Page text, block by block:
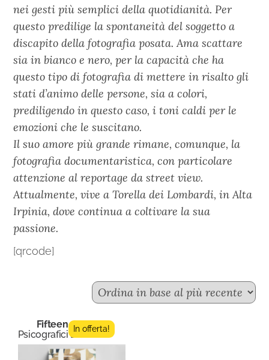
nei gesti più semplici della quotidianità. Per
questo predilige la spontaneità del soggetto a
discapito della fotografia posata. Ama scattare
sia in bianco e nero, per la capacità che ha
questo tipo di fotografia di mettere in risalto gli
stati d’animo delle persone, sia a colori,
prediligendo in questo caso, i toni caldi per le
emozioni che le suscitano.
Il suo amore più grande rimane, comunque, la
fotografia documentaristica, con particolare
attenzione al reportage da street view.
Attualmente, vive a Torella dei Lombardi, in Alta
Irpinia, dove continua a coltivare la sua
passione.
[qrcode]
Fifteen n.2
Psicografici Editore
In offerta!